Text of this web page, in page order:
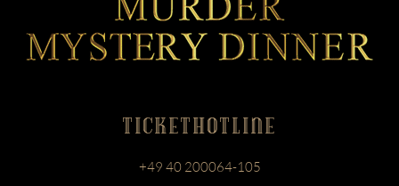
TICKETHOTLINE
+49 40 200064-105